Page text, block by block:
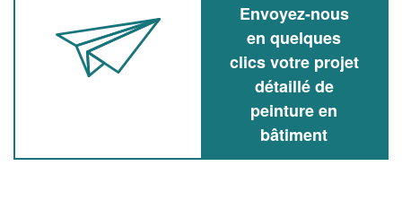
Envoyez-nous
en quelques
clics votre projet
détaillé de
peinture en
bâtiment